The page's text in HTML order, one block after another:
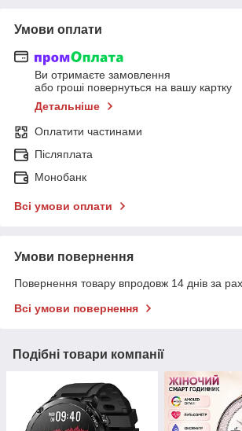
Умови оплати
Ви отримаєте замовлення
або гроші повернуться на вашу картку
Детальніше
Оплатити частинами
Післяплата
Монобанк
Всі умови оплати
Умови повернення
Повернення товару впродовж 14 днів за
Всі умови повернення
Подібні товари компанії